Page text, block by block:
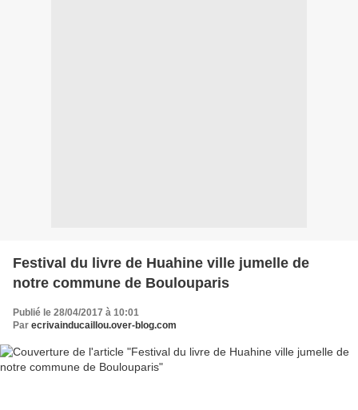
Festival du livre de Huahine ville jumelle de
notre commune de Boulouparis
Publié le 28/04/2017 à 10:01
Par ecrivainducaillou.over-blog.com